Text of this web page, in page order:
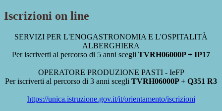
Iscrizioni on line
SERVIZI PER L'ENOGASTRONOMIA E L'OSPITALITÀ
ALBERGHIERA
Per iscriverti al percorso di 5 anni scegli TVRH06000P + IP17
OPERATORE PRODUZIONE PASTI - IeFP
Per iscriverti al percorso di 3 anni scegli TVRH06000P + Q351 R3
https://unica.istruzione.gov.it/it/orientamento/iscrizioni